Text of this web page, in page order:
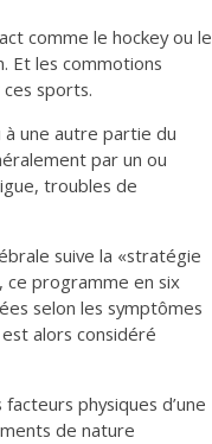
comme le hockey ou le
Et les commotions
sports.
une autre partie du
par un ou
troubles de
suive la «stratégie
ce programme en six
selon les symptômes
alors considéré
physiques d’une
de nature